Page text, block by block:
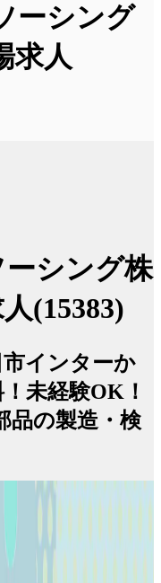
ーシング
求人
ーシング株
(15383)
市インターか
未経験OK！
品の製造・検